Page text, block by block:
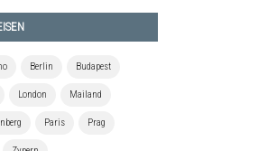
Berlin Budapest
London Mailand
Paris Prag